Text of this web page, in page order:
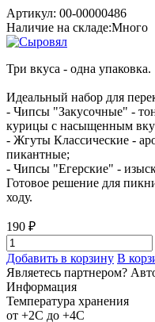
Артикул: 00-00000486
Наличие на складе:Много
Три вкуса - одна упаковка.
Идеальный набор для
- Чипсы "Закусочные" -
курицы с насыщенным
- Жгуты Классические -
пикантные;
- Чипсы "Егерские" -
Готовое решение для
ходу.
190 ₽
Добавить в корзину В
Являетесь партнером?
Информация
Температура хранения
от +2С до +4С